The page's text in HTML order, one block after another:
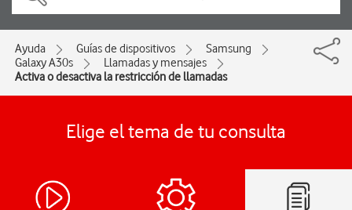
Ayuda Guías de dispositivos
Samsung
Galaxy A30s
Llamadas y mensajes
Activa o desactiva la restricción de llamadas
Elige el tema de tu consulta